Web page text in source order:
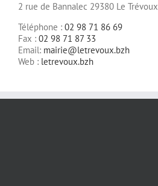
2 rue de Bannalec 29380 Le Trévoux
Téléphone : 02 98 71 86 69
Fax : 02 98 71 87 33
Email: mairie@letrevoux.bzh
Web : letrevoux.bzh